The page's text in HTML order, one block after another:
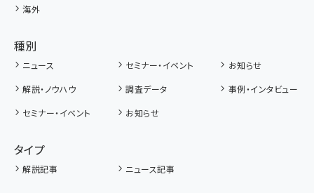
海外
種別
ニュース セミナー・イベント
お知らせ
解説・ノウハウ
調査データ
事例・インタビュー
セミナー・イベント
お知らせ
タイプ
解説記事 ニュース記事